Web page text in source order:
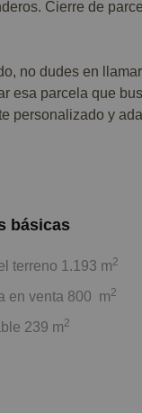
Cierre de
no dudes en
esa parcela que
personalizado y
básicas
terreno 1.193 m2
en venta 800 m2
239 m2